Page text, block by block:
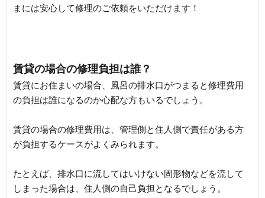
まには安心して修理のご依頼をいただけます！
賃貸の場合の修理負担は誰？
賃貸にお住まいの場合、風呂の排水口がつまると修理費用
の負担は誰になるのか心配な方もいるでしょう。
賃貸の場合の修理費用は、管理側と住人側で責任がある方
が負担するケースがよくみられます。
たとえば、排水口に流してはいけない固形物などを流して
しまった場合は、住人側の自己負担となるでしょう。